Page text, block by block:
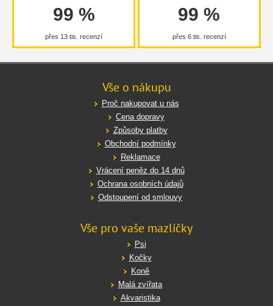
99 %
přes 13 tis. recenzí
99 %
přes 6 tis. recenzí
Vše o nákupu
Proč nakupovat u nás
Cena dopravy
Způsoby platby
Obchodní podmínky
Reklamace
Vrácení peněz do 14 dnů
Ochrana osobních údajů
Odstoupení od smlouvy
Vše pro vaše mazlíčky
Psi
Kočky
Koně
Malá zvířata
Akvaristika